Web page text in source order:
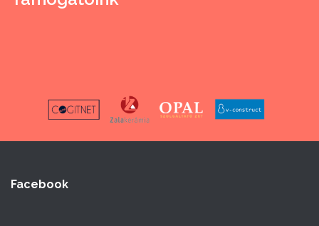
Facebook